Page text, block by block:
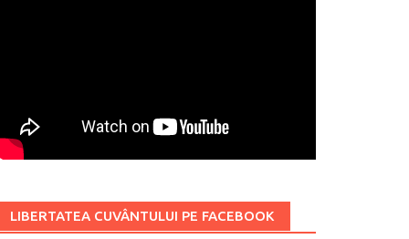
LIBERTATEA CUVÂNTULUI PE FACEBOOK